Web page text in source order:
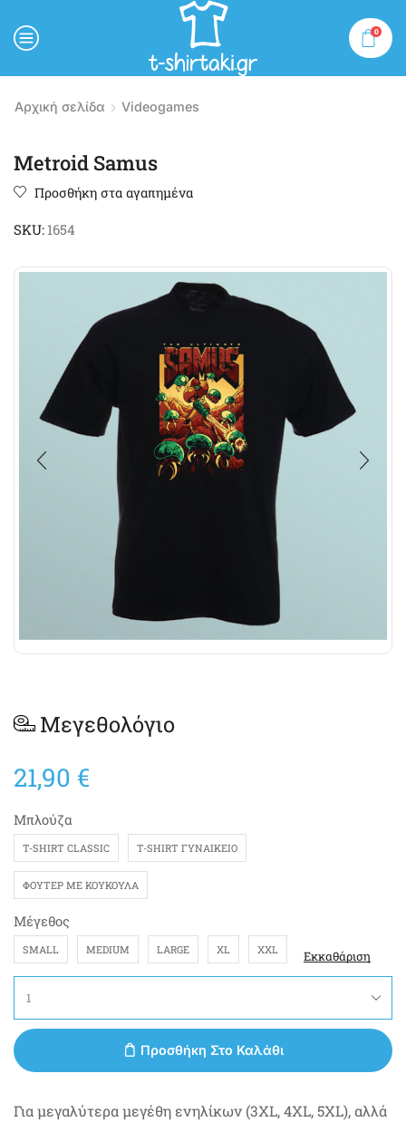
0
Αρχική σελίδα Videogames
Metroid Samus
Προσθήκη στα αγαπημένα
SKU: 1654
Μεγεθολόγιο
21,90 €
Μπλούζα
T-SHIRT CLASSIC T-SHIRT ΓΥΝΑΙΚΕΊΟ
ΦΟΎΤΕΡ ΜΕ ΚΟΥΚΟΎΛΑ
Μέγεθος
SMALL MEDIUM LARGE XL XXL Εκκαθάριση
Προσθήκη Στο Καλάθι
Για μεγαλύτερα μεγέθη ενηλίκων (3XL, 4XL, 5XL), αλλά